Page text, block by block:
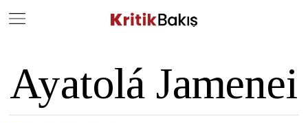
Ayatolá Jamenei